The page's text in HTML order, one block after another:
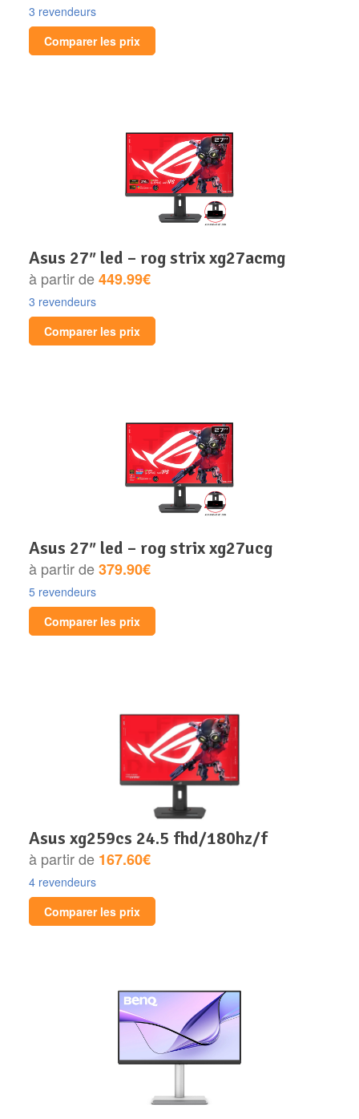
3 revendeurs
Comparer les prix
asus 27″ led – rog strix xg27acmg
à partir de449.99€
3 revendeurs
Comparer les prix
asus 27″ led – rog strix xg27ucg
à partir de379.90€
5 revendeurs
Comparer les prix
asus xg259cs 24.5 fhd/180hz/f
à partir de 167.60€
4 revendeurs
Comparer les prix